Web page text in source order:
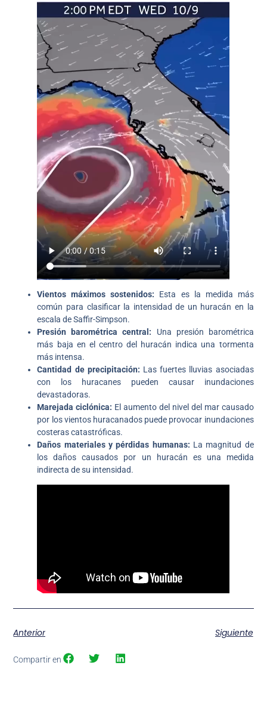
Vientos máximos sostenidos: Esta es la medida más
común para clasificar la intensidad de un huracán en la
escala de Saffir-Simpson.
Presión barométrica central: Una presión barométrica
más baja en el centro del huracán indica una tormenta
más intensa.
Cantidad de precipitación: Las fuertes lluvias asociadas
con los huracanes pueden causar inundaciones
devastadoras.
Marejada ciclónica: El aumento del nivel del mar causado
por los vientos huracanados puede provocar inundaciones
costeras catastróficas.
Daños materiales y pérdidas humanas: La magnitud de
los daños causados por un huracán es una medida
indirecta de su intensidad.
Anterior Siguiente
Compartir en